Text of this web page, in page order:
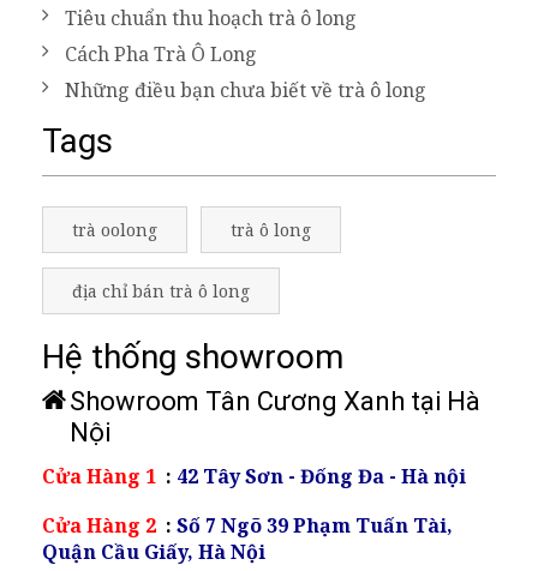
Tiêu chuẩn thu hoạch trà ô long
Cách Pha Trà Ô Long
Những điều bạn chưa biết về trà ô long
Tags
trà oolong trà ô long
địa chỉ bán trà ô long
Hệ thống showroom
Showroom Tân Cương Xanh tại Hà
Nội
Cửa Hàng 1 : 42 Tây Sơn - Đống Đa - Hà nội
Cửa Hàng 2 : Số 7 Ngõ 39 Phạm Tuấn Tài,
Quận Cầu Giấy, Hà Nội